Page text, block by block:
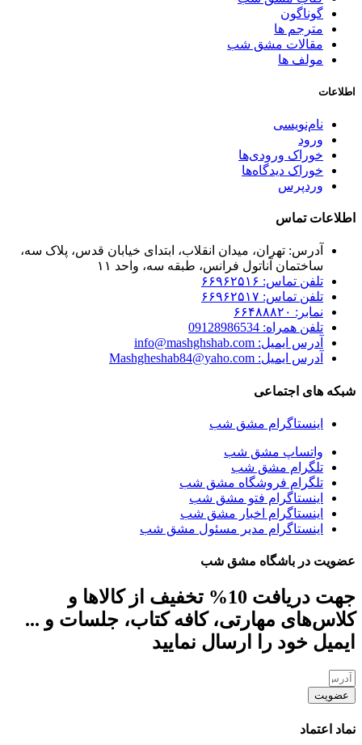
گوناگون
مترجم ها
مقالات مشق شب
مولف ها
اطلاعات
نام‌نویسی
ورود
خوراک ورودی‌ها
خوراک دیدگاه‌ها
وردپرس
اطلاعات تماس
آدرس: تهران، میدان انقلاب، ابتدای خیابان قدس، پلاک سه،
ساختمان آناتول فرانس، طبقه سه، واحد ۱۱
تلفن تماس: ۶۶۹۶۲۵۱۶
تلفن تماس: ۶۶۹۶۲۵۱۷
نمابر: ۶۶۴۸۸۸۲۰
تلفن همراه: 09128986534
آدرس ایمیل: info@mashghshab.com
آدرس ایمیل: Mashgheshab84@yaho.com
شبکه های اجتماعی
اینستاگرام مشق شب
واتساپ مشق شب
تلگرام مشق شب
تلگرام فروشگاه مشق شب
اینستاگرام فتو مشق شب
اینستاگرام اخبار مشق شب
اینستاگرام مدیر مسئول مشق شب
عضویت در باشگاه مشق شب
جهت دریافت 10% تخفیف از کالاها و
کلاس‌های مهارتی، کافه کتاب، جلسات و ...
ایمیل خود را ارسال نمایید
عضویت
نماد اعتماد